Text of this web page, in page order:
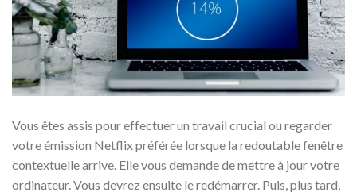
Vous êtes assis pour effectuer un travail crucial ou regarder
votre émission Netflix préférée lorsque la redoutable fenêtre
contextuelle arrive. Elle vous demande de mettre à jour votre
ordinateur. Vous devrez ensuite le redémarrer. Puis, plus tard,